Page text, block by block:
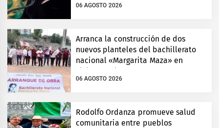
06 AGOSTO 2026
Arranca la construcción de dos
nuevos planteles del bachillerato
nacional «Margarita Maza» en
Tlalnepantla
06 AGOSTO 2026
Rodolfo Ordanza promueve salud
comunitaria entre pueblos